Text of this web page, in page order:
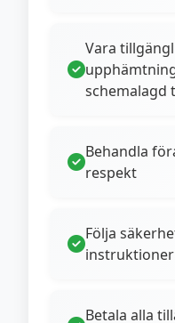
Vara
schemalagd
Behandla
respekt
Följa
instruktioner
Betala alla